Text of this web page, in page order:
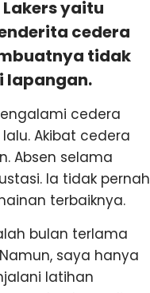
Lakers yaitu
cedera
tidak
lapangan.
cedera
Akibat cedera
Absen selama
Ia tidak pernah
terbaiknya.
bulan terlama
saya hanya
latihan